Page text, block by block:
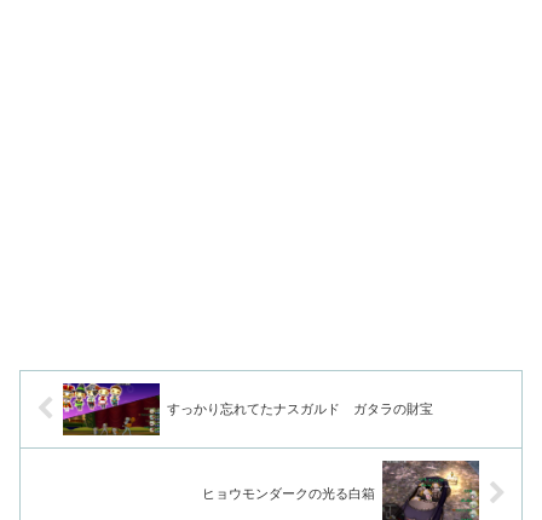
すっかり忘れてたナスガルド ガタラの財宝
ヒョウモンダークの光る白箱